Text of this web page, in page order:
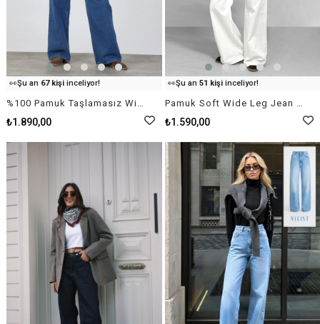
👀Şu an67 kişiinceliyor!
Bu ürünü 80 kişi
🛒87 kişisepetine ekledi!
✅Bugün37 adet
%100 Pamuk Taşlamasız Wide-Leg Jean - İndigo Mavi
₺1.890,00
👀Şu an51 kişiinceliyor!
Bu ürünü 85 kişi
🛒84 kişi sepetine ekledi!
✅Bugün35 adet
Pamuk Soft Wide Leg Jean - Beyaz
₺1.590,00